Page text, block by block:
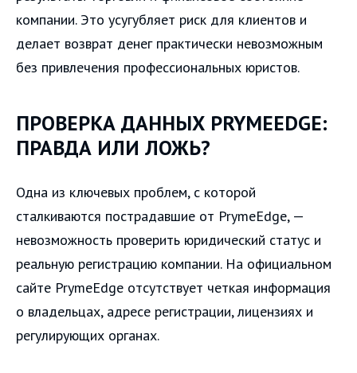
компании. Это усугубляет риск для клиентов и
делает возврат денег практически невозможным
без привлечения профессиональных юристов.
ПРОВЕРКА ДАННЫХ PRYMEEDGE:
ПРАВДА ИЛИ ЛОЖЬ?
Одна из ключевых проблем, с которой
сталкиваются пострадавшие от PrymeEdge, —
невозможность проверить юридический статус и
реальную регистрацию компании. На официальном
сайте PrymeEdge отсутствует четкая информация
о владельцах, адресе регистрации, лицензиях и
регулирующих органах.